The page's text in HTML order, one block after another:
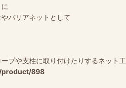
バリアネットとして
プや支柱に取り付けたりするネット
product/898